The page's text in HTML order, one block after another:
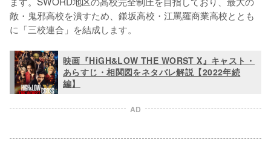
敵・鬼邪高校を潰すため、鎌坂高校・江罵羅商業高校ととも
に「三校連合」を結成します。
映画『HiGH&LOW THE WORST X』キャスト・
あらすじ・相関図をネタバレ解説【2022年続
編】
AD